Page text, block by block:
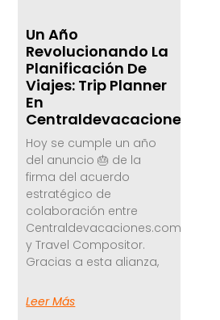
Un Año
Revolucionando La
Planificación De
Viajes: Trip Planner
En
Centraldevacaciones.com
Hoy se cumple un año
del anuncio 🎂 de la
firma del acuerdo
estratégico de
colaboración entre
Centraldevacaciones.com
y Travel Compositor.
Gracias a esta alianza,
Leer Más